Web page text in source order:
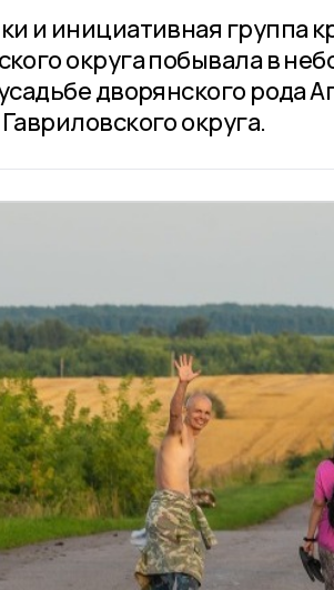
и инициативная группа
округа побывала в
дворянского рода
округа.